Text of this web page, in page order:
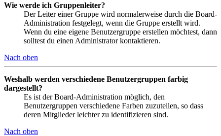
Wie werde ich Gruppenleiter?
Der Leiter einer Gruppe wird normalerweise durch die Board-
Administration festgelegt, wenn die Gruppe erstellt wird.
Wenn du eine eigene Benutzergruppe erstellen möchtest, dann
solltest du einen Administrator kontaktieren.
Nach oben
Weshalb werden verschiedene Benutzergruppen farbig
dargestellt?
Es ist der Board-Administration möglich, den
Benutzergruppen verschiedene Farben zuzuteilen, so dass
deren Mitglieder leichter zu identifizieren sind.
Nach oben